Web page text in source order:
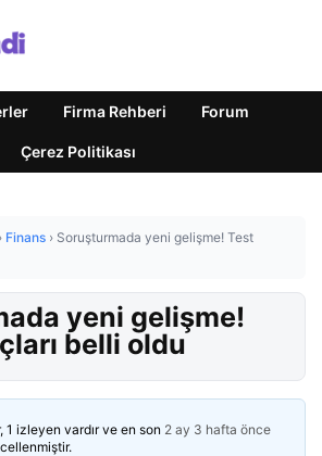
Firma Rehberi Forum
Çerez Politikası
› Finans › Soruşturmada yeni gelişme! Test
yeni gelişme!
belli oldu
1 izleyen vardır ve en son 2 ay 3 hafta önce